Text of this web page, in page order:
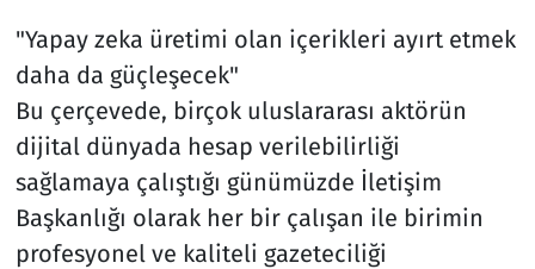
"Yapay zeka üretimi olan içerikleri ayırt etmek
daha da güçleşecek"
Bu çerçevede, birçok uluslararası aktörün
dijital dünyada hesap verilebilirliği
sağlamaya çalıştığı günümüzde İletişim
Başkanlığı olarak her bir çalışan ile birimin
profesyonel ve kaliteli gazeteciliği